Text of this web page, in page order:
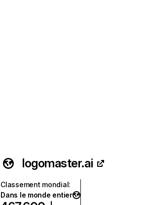
logomaster.ai
Classement mondial:
Dans le monde entier